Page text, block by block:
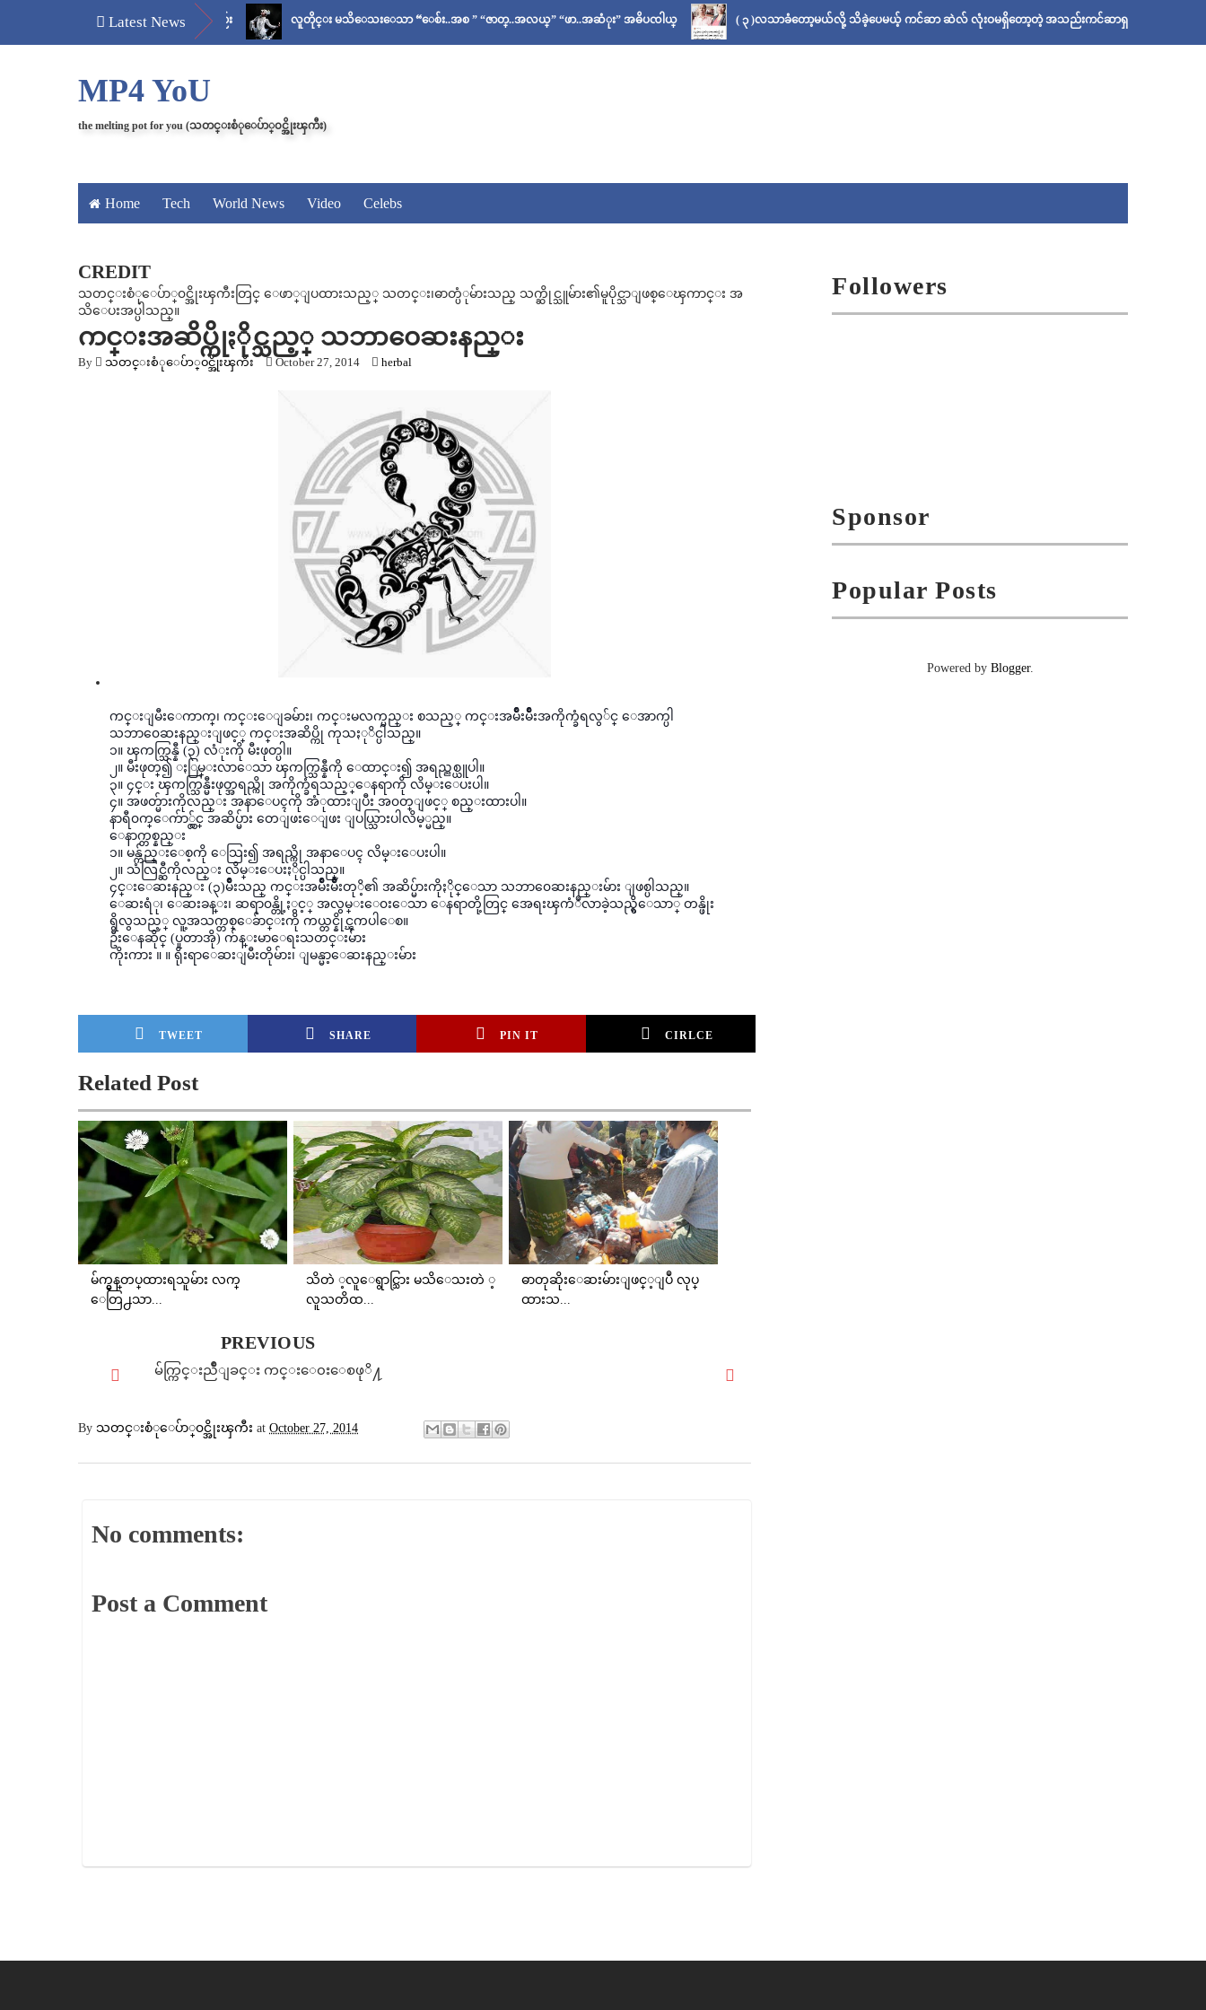
Latest News
မန်ကျည်းချဉ် သိပ်နည်း လူတိုင္း မသိေသးေသာ “ေစ်း..အစ ” “ဇာတ္..အလယ္” “ဖာ..အဆံုး” အဓိပၸါယ္ ( ၃ )လသာခံတော့မယ်လို့ သိခဲ့ပေမယ့် ကင်ဆာ ဆဲလ် လုံးဝမရှိတော့တဲ့ အသည်းကင်ဆာရှင် ဦးစိုးသန်းရဲ့ ဆေးန
MP4 YoU
the melting pot for you (သတင္းစံုေပ်ာ္၀င္အိုးၾကီး)
Home Tech World News Video Celebs
CREDIT
သတင္းစံုေပ်ာ္၀င္အိုးၾကီးတြင္ ေဖာ္ျပထားသည့္ သတင္း၊ဓာတ္ပံုမ်ားသည္ သက္ဆိုင္သူမ်ား၏မူပိုင္သာျဖစ္ေၾကာင္း အ
သိေပးအပ္ပါသည္။
ကင္းအဆိပ္ကိုႏိုင္သည့္ သဘာ၀ေဆးနည္း
By သတင္းစံုေပ်ာ္၀င္အိုးၾကီး October 27, 2014 herbal
ကင္းျမီးေကာက္၊ ကင္းေျခမ်ား၊ ကင္းမလက္မည္း စသည့္ ကင္းအမ်ိဳးမ်ိဳးအကိုက္ခံရလွ်င္ ေအာက္ပါ
သဘာ၀ေဆးနည္းျဖင့္ ကင္းအဆိပ္ကို ကုသႏုိင္ပါသည္။
၁။ ၾကက္သြန္နီ (၃) လံုးကို မီးဖုတ္ပါ။
၂။ မီးဖုတ္၍ ႏြမ္းလာေသာ ၾကက္သြန္နီကို ေထာင္း၍ အရည္ညစ္ယူပါ။
၃။ ၄င္း ၾကက္သြန္မီးဖုတ္အရည္ကို အကိုက္ခံရသည့္ေနရာကို လိမ္းေပးပါ။
၄။ အဖတ္မ်ားကိုလည္း အနာေပၚကို အံုထားျပီး အ၀တ္ျဖင့္ စည္းထားပါ။
နာရီ၀က္ေက်ာ္လွ်င္ အဆိပ္မ်ား တေျဖးေျဖး ျပယ္သြားပါလိမ့္မည္။
ေနာက္တစ္နည္း
၁။ မန္က်ည္းေစ့ကို ေသြး၍ အရည္ကို အနာေပၚ လိမ္းေပးပါ။
၂။ သံလြင္ဆီကိုလည္း လိမ္းေပးႏိုင္ပါသည္။
၄င္းေဆးနည္း (၃)မ်ိဳးသည္ ကင္းအမ်ိဳးမ်ိဳးတုိ့၏ အဆိပ္မ်ားကိုႏိုင္ေသာ သဘာ၀ေဆးနည္းမ်ား ျဖစ္ပါသည္။
ေဆးရံု၊ ေဆးခန္း၊ ဆရာ၀န္တို့ႏွင့္ အလွမ္းေ၀းေသာ ေနရာတို့တြင္ အေရးၾကံဳလာခဲ့သည္ရွိေသာ္ တန္ဖိုး
ရွိလွသည့္ လူ့အသက္တစ္ေခ်ာင္းကို ကယ္တင္နိုင္ၾကပါေစ။
ဦးေနဆိုင္ (ပူတာအို) က်န္းမာေရးသတင္းမ်ား
ကိုးကား ။ ။ ရိုးရာေဆးျမီးတိုမ်ား၊ ျမန္မာ့ေဆးနည္းမ်ား
TWEET SHARE PIN IT CIRLCE
Related Post
မ်က္မွန္​တပ္​ထားရသူမ်ား လက္​​
ေတြ႕သာ...
သိတဲ ့လူေရွာင္သြား မသိေသးတဲ ့
လူသတိထ...
ဓာတုဆိုး​ေဆးမ်ားျဖင္​့ျပဳ လုပ္​
ထားသ...
PREVIOUS
မ်က္ကြင္းညိဳျခင္း ကင္းေ၀းေစဖုိ႔
By သတင္းစံုေပ်ာ္၀င္အိုးၾကီး at October 27, 2014
No comments:
Post a Comment
Followers
Sponsor
Popular Posts
Powered by Blogger.